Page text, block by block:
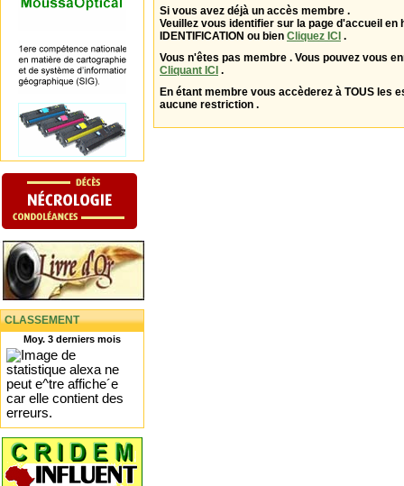
CLASSEMENT
Moy. 3 derniers mois
Si vous avez déjà un accès membre .
Veuillez vous identifier sur la page d'accueil en
IDENTIFICATION ou bien Cliquez ICI .
Vous n'êtes pas membre . Vous pouvez vous
Cliquant ICI .
En étant membre vous accèderez à TOUS les
aucune restriction .